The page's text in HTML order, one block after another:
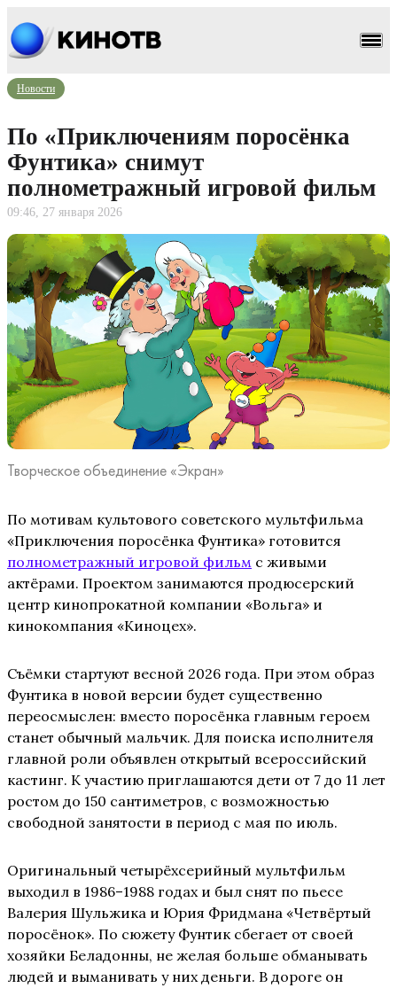
Новости
По «Приключениям поросёнка
Фунтика» снимут
полнометражный игровой фильм
09:46, 27 января 2026
Творческое объединение «Экран»
По мотивам культового советского мультфильма
«Приключения поросёнка Фунтика» готовится
полнометражный игровой фильм с живыми
актёрами. Проектом занимаются продюсерский
центр кинопрокатной компании «Вольга» и
кинокомпания «Киноцех».
Съёмки стартуют весной 2026 года. При этом образ
Фунтика в новой версии будет существенно
переосмыслен: вместо поросёнка главным героем
станет обычный мальчик. Для поиска исполнителя
главной роли объявлен открытый всероссийский
кастинг. К участию приглашаются дети от 7 до 11 лет
ростом до 150 сантиметров, с возможностью
свободной занятости в период с мая по июль.
Оригинальный четырёхсерийный мультфильм
выходил в 1986–1988 годах и был снят по пьесе
Валерия Шульжика и Юрия Фридмана «Четвёртый
поросёнок». По сюжету Фунтик сбегает от своей
хозяйки Беладонны, не желая больше обманывать
людей и выманивать у них деньги. В дороге он